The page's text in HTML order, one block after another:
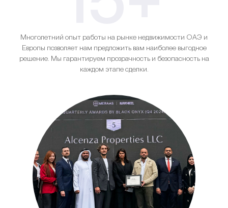
Многолетний опыт работы на рынке недвижимости ОАЭ и
Европы позволяет нам предложить вам наиболее выгодное
решение. Мы гарантируем прозрачность и безопасность на
каждом этапе сделки.